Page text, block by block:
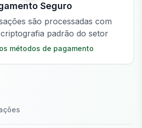
Seguro
são processadas com
padrão do setor
métodos de pagamento